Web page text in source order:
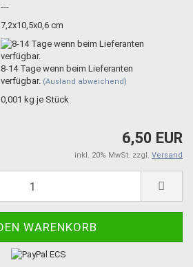
---
7,2x10,5x0,6 cm
8-14 Tage wenn beim Lieferanten
verfügbar. (Ausland abweichend)
0,001 kg je Stück
6,50 EUR
inkl. 20% MwSt. zzgl. Versand